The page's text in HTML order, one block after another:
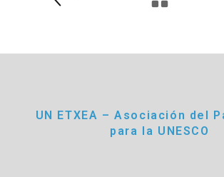
UN ETXEA – Asociación del
para la UNESCO